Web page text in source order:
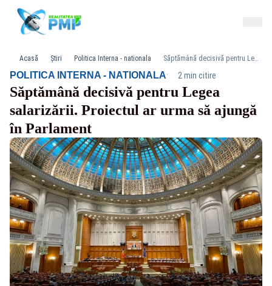
Acasă Știri Politica Interna - nationala Săptămână decisivă pentru Legea salarizării. Proiectul ar urma să ajungă în Parlament
POLITICA INTERNA - NATIONALA· 2 min citire
Săptămână decisivă pentru Legea
salarizării. Proiectul ar urma să ajungă
în Parlament